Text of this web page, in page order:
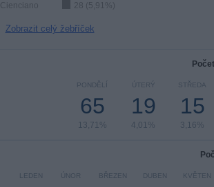
Cienciano
28 (5,91%)
Zobrazit celý žebříček
PONDĚLÍ
65
13,71%
ÚTERÝ
19
4,01%
STŘEDA
15
3,16%
LEDEN ÚNOR BŘEZEN DUBEN KVĚTEN